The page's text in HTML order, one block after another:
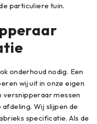
particuliere tuin.
onderhoud nodig. Een
wij uit in onze eigen
versnipperaar messen
Wij slijpen de
specificatie. Als de